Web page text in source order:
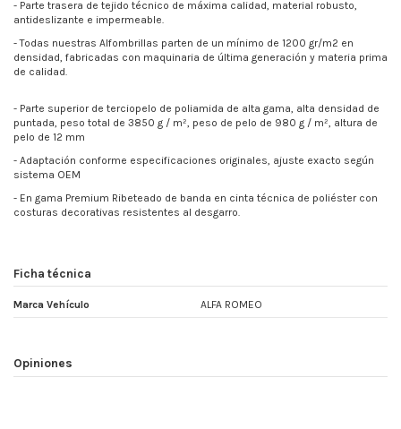
- Parte trasera de tejido técnico de máxima calidad, material robusto,
antideslizante e impermeable.
- Todas nuestras Alfombrillas parten de un mínimo de 1200 gr/m2 en
densidad, fabricadas con maquinaria de última generación y materia prima
de calidad.
- Parte superior de terciopelo de poliamida de alta gama, alta densidad de
puntada, peso total de 3850 g / m², peso de pelo de 980 g / m², altura de
pelo de 12 mm
- Adaptación conforme especificaciones originales, ajuste exacto según
sistema OEM
- En gama Premium Ribeteado de banda en cinta técnica de poliéster con
costuras decorativas resistentes al desgarro.
Ficha técnica
Marca Vehículo ALFA ROMEO
Opiniones